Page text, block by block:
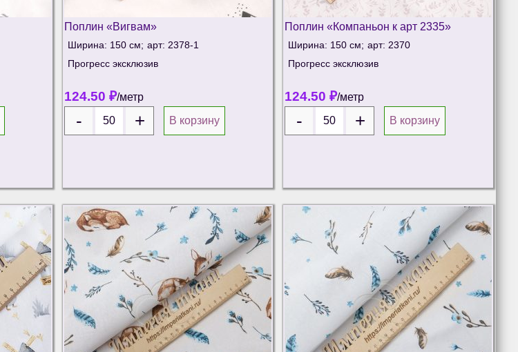
Поплин «Вигвам»
Ширина: 150 см; арт: 2378-1
Прогресс эксклюзив
124.50 ₽/метр
В корзину
Поплин «Компаньон к арт 2335»
Ширина: 150 см; арт: 2370
Прогресс эксклюзив
124.50 ₽/метр
В корзину